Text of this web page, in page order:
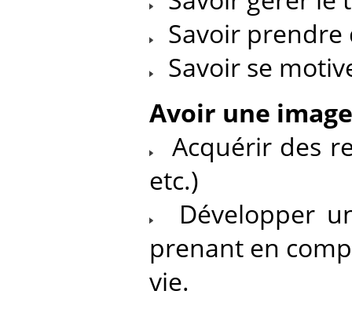
Savoir prendre
Savoir se
Avoir une
Acquérir des
etc.)
Développer
prenant en
vie.